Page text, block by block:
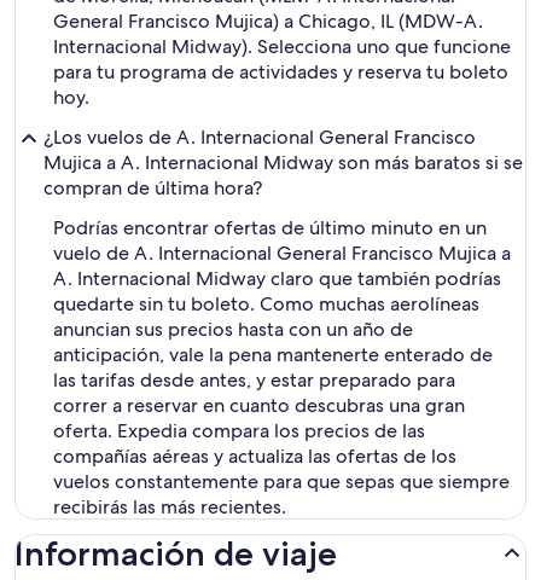
General Francisco Mujica) a Chicago, IL (MDW-A.
Internacional Midway). Selecciona uno que funcione
para tu programa de actividades y reserva tu boleto
hoy.
¿Los vuelos de A. Internacional General Francisco
Mujica a A. Internacional Midway son más baratos si se
compran de última hora?
Podrías encontrar ofertas de último minuto en un
vuelo de A. Internacional General Francisco Mujica a
A. Internacional Midway claro que también podrías
quedarte sin tu boleto. Como muchas aerolíneas
anuncian sus precios hasta con un año de
anticipación, vale la pena mantenerte enterado de
las tarifas desde antes, y estar preparado para
correr a reservar en cuanto descubras una gran
oferta. Expedia compara los precios de las
compañías aéreas y actualiza las ofertas de los
vuelos constantemente para que sepas que siempre
recibirás las más recientes.
Información de viaje